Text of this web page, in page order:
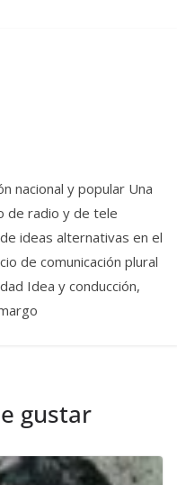
nacional y popular Una
de radio y de tele
ideas alternativas en el
de comunicación plural
Idea y conducción,
gustar